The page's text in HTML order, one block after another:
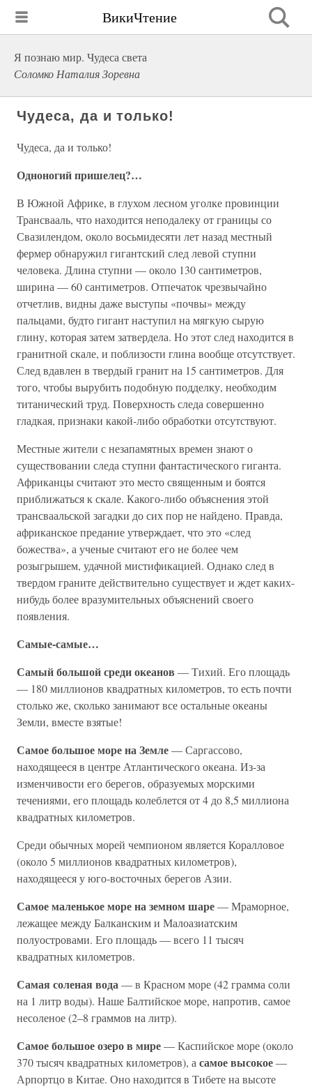
ВикиЧтение
Я познаю мир. Чудеса света
Соломко Наталия Зоревна
Чудеса, да и только!
Чудеса, да и только!
Одноногий пришелец?…
В Южной Африке, в глухом лесном уголке провинции
Трансвааль, что находится неподалеку от границы со
Свазилендом, около восьмидесяти лет назад местный
фермер обнаружил гигантский след левой ступни
человека. Длина ступни — около 130 сантиметров,
ширина — 60 сантиметров. Отпечаток чрезвычайно
отчетлив, видны даже выступы «почвы» между
пальцами, будто гигант наступил на мягкую сырую
глину, которая затем затвердела. Но этот след находится в
гранитной скале, и поблизости глина вообще отсутствует.
След вдавлен в твердый гранит на 15 сантиметров. Для
того, чтобы вырубить подобную подделку, необходим
титанический труд. Поверхность следа совершенно
гладкая, признаки какой-либо обработки отсутствуют.
Местные жители с незапамятных времен знают о
существовании следа ступни фантастического гиганта.
Африканцы считают это место священным и боятся
приближаться к скале. Какого-либо объяснения этой
трансваальской загадки до сих пор не найдено. Правда,
африканское предание утверждает, что это «след
божества», а ученые считают его не более чем
розыгрышем, удачной мистификацией. Однако след в
твердом граните действительно существует и ждет каких-
нибудь более вразумительных объяснений своего
появления.
Самые-самые…
Самый большой среди океанов — Тихий. Его площадь
— 180 миллионов квадратных километров, то есть почти
столько же, сколько занимают все остальные океаны
Земли, вместе взятые!
Самое большое море на Земле— Саргассово,
находящееся в центре Атлантического океана. Из-за
изменчивости его берегов, образуемых морскими
течениями, его площадь колеблется от 4 до 8,5 миллиона
квадратных километров.
Среди обычных морей чемпионом является Коралловое
(около 5 миллионов квадратных километров),
находящееся у юго-восточных берегов Азии.
Самое маленькое море на земном шаре— Мраморное,
лежащее между Балканским и Малоазиатским
полуостровами. Его площадь — всего 11 тысяч
квадратных километров.
Самая соленая вода— в Красном море (42 грамма соли
на 1 литр воды). Наше Балтийское море, напротив, самое
несоленое (2–8 граммов на литр).
Самое большое озеро в мире— Каспийское море (около
370 тысяч квадратных километров), а самое высокое—
Арпортцо в Китае. Оно находится в Тибете на высоте